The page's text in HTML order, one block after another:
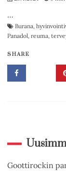
…
Burana,
Panadol, reuma,
SHARE
Goottirockin